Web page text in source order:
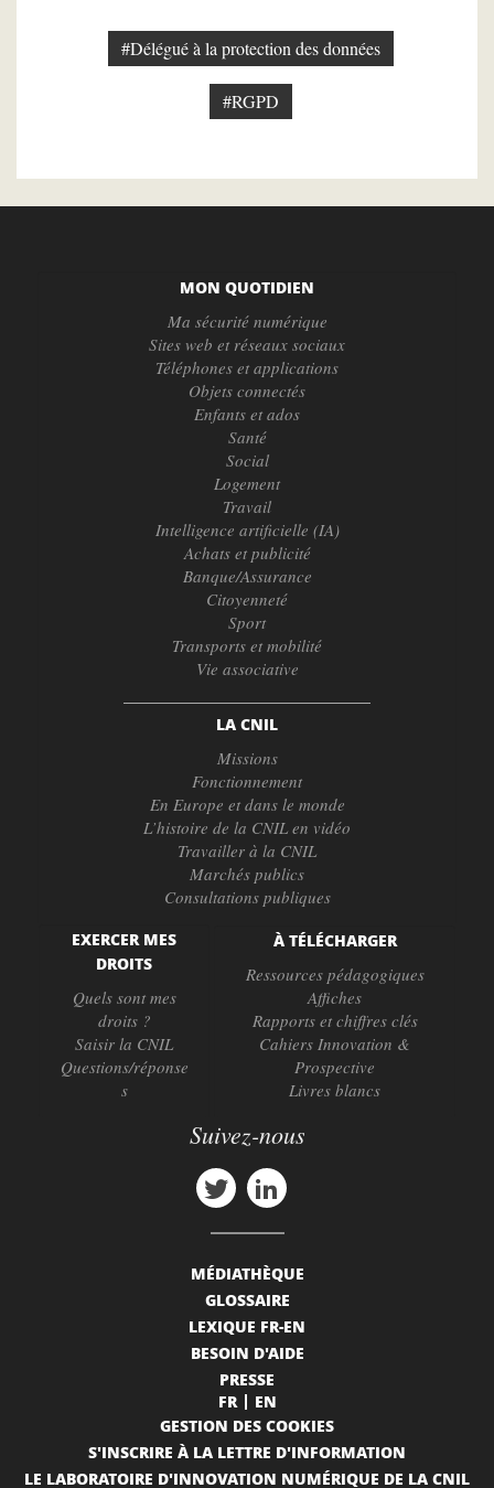
#Délégué à la protection des données
#RGPD
MON QUOTIDIEN
Ma sécurité numérique
Sites web et réseaux sociaux
Téléphones et applications
Objets connectés
Enfants et ados
Santé
Social
Logement
Travail
Intelligence artificielle (IA)
Achats et publicité
Banque/Assurance
Citoyenneté
Sport
Transports et mobilité
Vie associative
LA CNIL
Missions
Fonctionnement
En Europe et dans le monde
L’histoire de la CNIL en vidéo
Travailler à la CNIL
Marchés publics
Consultations publiques
EXERCER MES
DROITS
Quels sont mes
droits ?
Saisir la CNIL
Questions/réponse
s
À TÉLÉCHARGER
Ressources pédagogiques
Affiches
Rapports et chiffres clés
Cahiers Innovation &
Prospective
Livres blancs
Suivez-nous
MÉDIATHÈQUE
GLOSSAIRE
LEXIQUE FR-EN
BESOIN D'AIDE
PRESSE
FR
EN
GESTION DES COOKIES
S'INSCRIRE À LA LETTRE D'INFORMATION
LE LABORATOIRE D'INNOVATION NUMÉRIQUE DE LA CNIL